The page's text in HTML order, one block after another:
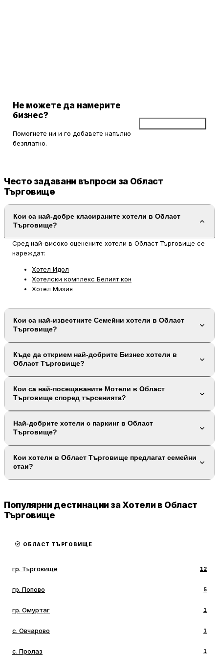
Не можете да намерите
бизнес?
Помогнете ни и го добавете напълно
безплатно.
Често задавани въпроси за Област
Търговище
Кои са най-добре класираните хотели в Област
Търговище?
Сред най-високо оценените хотели в Област Търговище се
нареждат:
Хотел Идол
Хотелски комплекс Белият кон
Хотел Мизия
Кои са най-известните Семейни хотели в Област
Търговище?
Къде да открием най-добрите Бизнес хотели в
Област Търговище?
Кои са най-посещаваните Мотели в Област
Търговище според търсенията?
Най-добрите хотели с паркинг в Област
Търговище?
Кои хотели в Област Търговище предлагат семейни
стаи?
Популярни дестинации за Хотели в Област
Търговище
ОБЛАСТ ТЪРГОВИЩЕ
гр. Търговище 12
гр. Попово 5
гр. Омуртаг 1
с. Овчарово 1
с. Пролаз 1